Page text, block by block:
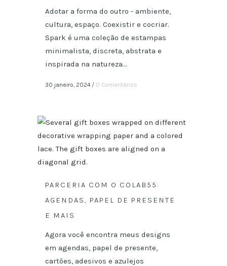
Adotar a forma do outro - ambiente,
cultura, espaço. Coexistir e cocriar.
Spark é uma coleção de estampas
minimalista, discreta, abstrata e
inspirada na natureza...
30 janeiro, 2024/ 0 Comentários
PARCERIA COM O COLAB55:
AGENDAS, PAPEL DE PRESENTE
E MAIS
Agora você encontra meus designs
em agendas, papel de presente,
cartões, adesivos e azulejos